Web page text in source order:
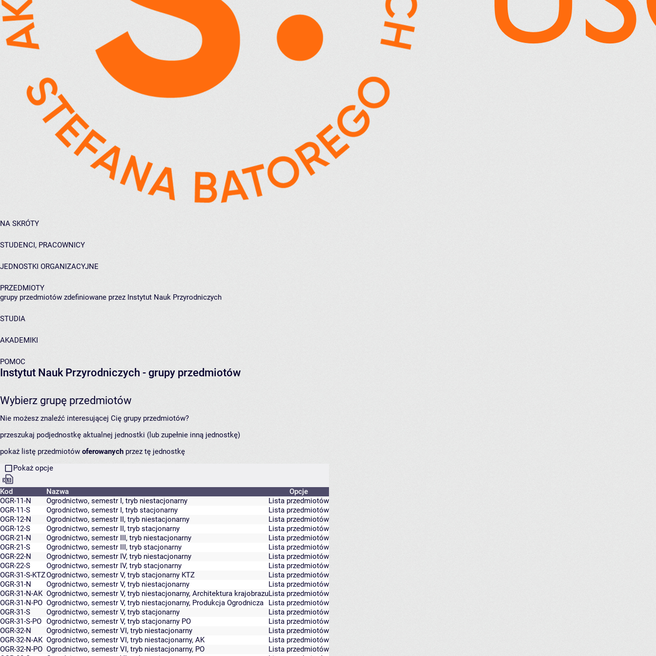
NA SKRÓTY
STUDENCI, PRACOWNICY
JEDNOSTKI ORGANIZACYJNE
PRZEDMIOTY
grupy przedmiotów zdefiniowane przez Instytut Nauk Przyrodniczych
STUDIA
AKADEMIKI
POMOC
Instytut Nauk Przyrodniczych - grupy przedmiotów
Wybierz grupę przedmiotów
Nie możesz znaleźć interesującej Cię grupy przedmiotów?
przeszukaj podjednostkę aktualnej jednostki (lub zupełnie inną jednostkę)
pokaż listę przedmiotów oferowanych przez tę jednostkę
Pokaż opcje
Kod Nazwa
Opcje
OGR-11-N
Ogrodnictwo, semestr I, tryb niestacjonarny
Lista przedmiotów
OGR-11-S
Ogrodnictwo, semestr I, tryb stacjonarny
Lista przedmiotów
OGR-12-N
Ogrodnictwo, semestr II, tryb niestacjonarny
Lista przedmiotów
OGR-12-S
Ogrodnictwo, semestr II, tryb stacjonarny
Lista przedmiotów
OGR-21-N
Ogrodnictwo, semestr III, tryb niestacjonarny
Lista przedmiotów
OGR-21-S
Ogrodnictwo, semestr III, tryb stacjonarny
Lista przedmiotów
OGR-22-N
Ogrodnictwo, semestr IV, tryb niestacjonarny
Lista przedmiotów
OGR-22-S
Ogrodnictwo, semestr IV, tryb stacjonarny
Lista przedmiotów
OGR-31-S-KTZOgrodnictwo, semestr V, tryb stacjonarny KTZ
Lista przedmiotów
OGR-31-N
Ogrodnictwo, semestr V, tryb niestacjonarny
Lista przedmiotów
OGR-31-N-AK Ogrodnictwo, semestr V, tryb niestacjonarny, Architektura krajobrazuLista przedmiotów
OGR-31-N-PO Ogrodnictwo, semestr V, tryb niestacjonarny, Produkcja Ogrodnicza
Lista przedmiotów
OGR-31-S
Ogrodnictwo, semestr V, tryb stacjonarny
Lista przedmiotów
OGR-31-S-PO Ogrodnictwo, semestr V, tryb stacjonarny PO
Lista przedmiotów
OGR-32-N
Ogrodnictwo, semestr VI, tryb niestacjonarny
Lista przedmiotów
OGR-32-N-AK Ogrodnictwo, semestr VI, tryb niestacjonarny, AK
Lista przedmiotów
OGR-32-N-PO Ogrodnictwo, semestr VI, tryb niestacjonarny, PO
Lista przedmiotów